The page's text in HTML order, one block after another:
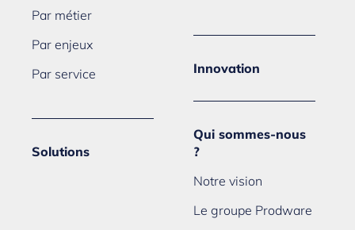
Par métier
Par enjeux
Par service
Solutions
Innovation
Qui sommes-nous
?
Notre vision
Le groupe Prodware